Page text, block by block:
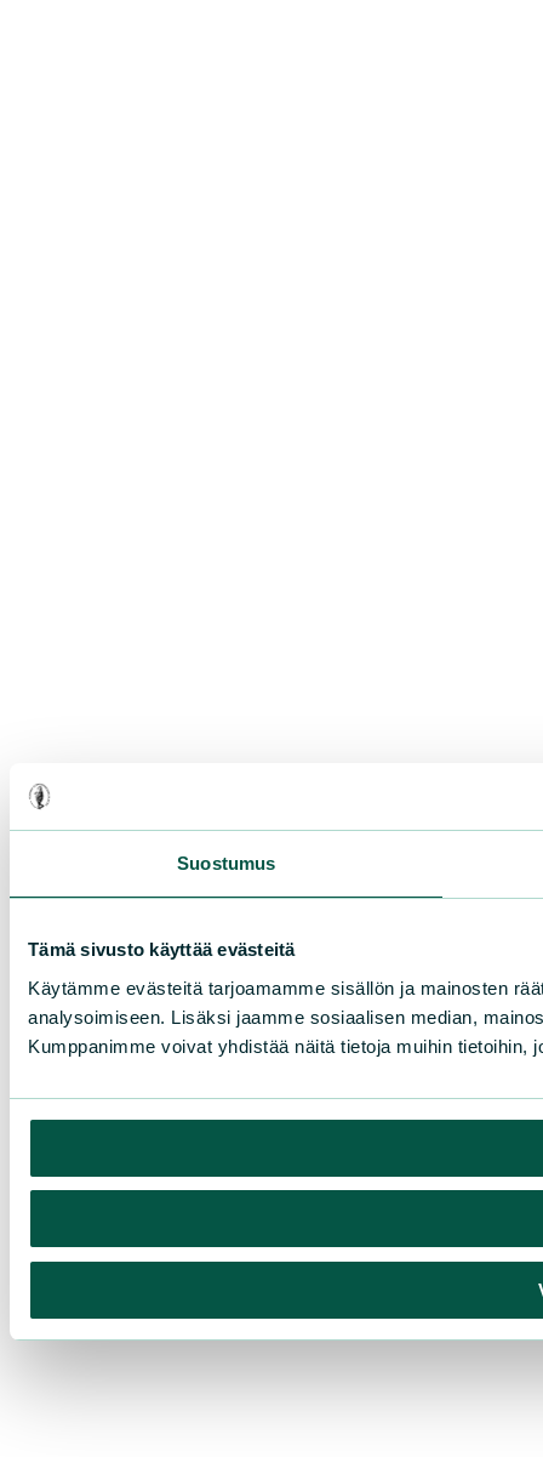
Suostumus
Tämä sivusto käyttää evästeitä
Käytämme evästeitä tarjoamamme sisällön ja mainosten
analysoimiseen. Lisäksi jaamme sosiaalisen median,
Kumppanimme voivat yhdistää näitä tietoja muihin tietoihin,